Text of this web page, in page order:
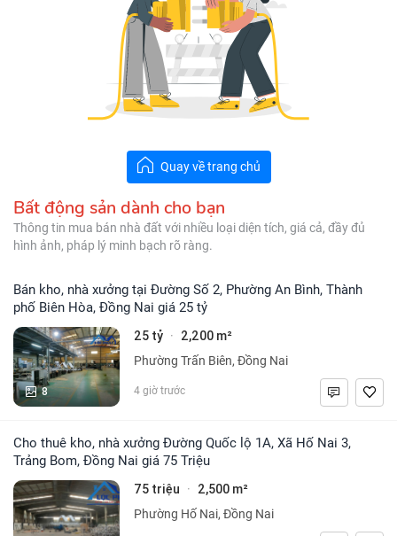
Quay về trang chủ
Bất động sản dành cho bạn
Thông tin mua bán nhà đất với nhiều loại diện tích, giá cả, đầy đủ
hình ảnh, pháp lý minh bạch rõ ràng.
Bán kho, nhà xưởng tại Đường Số 2, Phường An Bình, Thành
phố Biên Hòa, Đồng Nai giá 25 tỷ
8
25 tỷ · 2,200 m²
Phường Trấn Biên, Đồng Nai
4 giờ trước
Cho thuê kho, nhà xưởng Đường Quốc lộ 1A, Xã Hố Nai 3,
Trảng Bom, Đồng Nai giá 75 Triệu
75 triệu · 2,500 m²
Phường Hố Nai, Đồng Nai